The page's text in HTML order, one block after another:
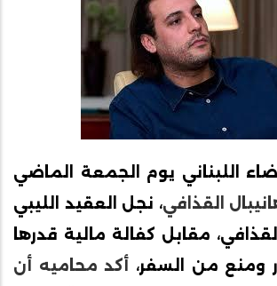
اللبناني يوم الجمعة الماضي
القذافي، نجل العقيد الليبي
مقابل كفالة مالية قدرها
أكد محاميه أن